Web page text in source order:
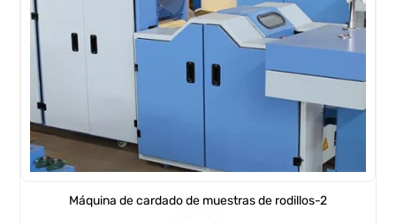
Máquina de cardado de muestras de rodillos-2